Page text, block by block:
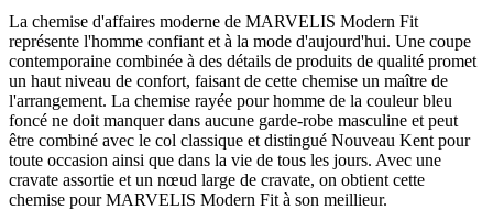
La chemise d'affaires moderne de MARVELIS Modern Fit
représente l'homme confiant et à la mode d'aujourd'hui. Une coupe
contemporaine combinée à des détails de produits de qualité promet
un haut niveau de confort, faisant de cette chemise un maître de
l'arrangement. La chemise rayée pour homme de la couleur bleu
foncé ne doit manquer dans aucune garde-robe masculine et peut
être combiné avec le col classique et distingué Nouveau Kent pour
toute occasion ainsi que dans la vie de tous les jours. Avec une
cravate assortie et un nœud large de cravate, on obtient cette
chemise pour MARVELIS Modern Fit à son meillieur.